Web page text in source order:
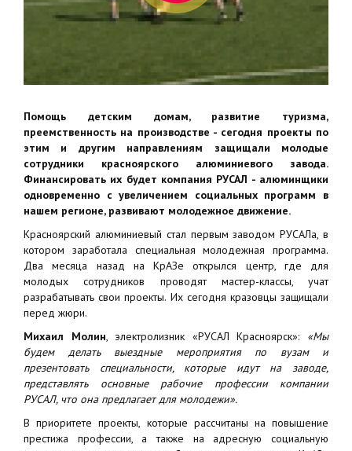
Помощь детским домам, развитие туризма,
преемственность на производстве - сегодня проекты по
этим и другим направлениям защищали молодые
сотрудники красноярского алюминиевого завода.
Финансировать их будет компания РУСАЛ - алюминщики
одновременно с увеличением социальных программ в
нашем регионе, развивают молодежное движение.
Красноярский алюминиевый стал первым заводом РУСАЛа, в
котором заработала специальная молодежная программа.
Два месяца назад на КрАЗе открылся центр, где для
молодых сотрудников проводят мастер-классы, учат
разрабатывать свои проекты. Их сегодня кразовцы защищали
перед жюри.
Михаил Молин, электролизник «РУСАЛ Красноярск»: «Мы
будем делать выездные мероприятия по вузам и
презентовать специальности, которые идут на заводе,
представлять основные рабочие профессии компании
РУСАЛ, что она предлагает для молодежи».
В приоритете проекты, которые рассчитаны на повышение
престижа профессии, а также на адресную социальную